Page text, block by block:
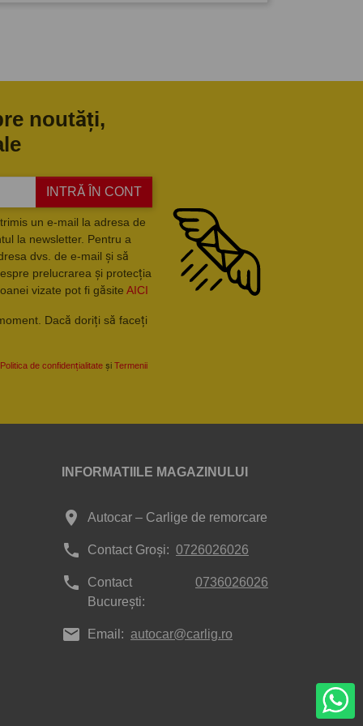
noutăți,
INTRĂ ÎN CONT
un e-mail la adresa de
la newsletter. Pentru a
dvs. de e-mail și să
prelucrarea și protecția
vizate pot fi găsite AICI
Dacă doriți să faceți
Politica de confidențialitate și Termenii
INFORMATIILE MAGAZINULUI
place Autocar – Carlige de remorcare
phone Contact Groși: 0726026026
phone
Contact
București:
0736026026
mail Email: autocar@carlig.ro